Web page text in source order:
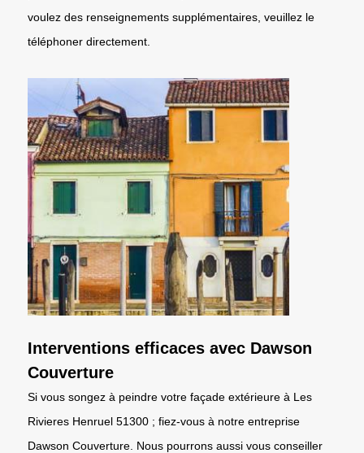
voulez des renseignements supplémentaires, veuillez le
téléphoner directement.
Interventions efficaces avec Dawson
Couverture
Si vous songez à peindre votre façade extérieure à Les
Rivieres Henruel 51300 ; fiez-vous à notre entreprise
Dawson Couverture. Nous pourrons aussi vous conseiller